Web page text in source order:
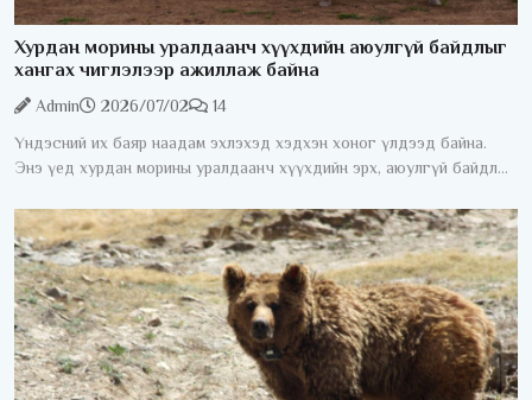
Хурдан морины уралдаанч хүүхдийн аюулгүй байдлыг
хангах чиглэлээр ажиллаж байна
Admin 2026/07/02
14
Үндэсний их баяр наадам эхлэхэд хэдхэн хоног үлдээд байна.
Энэ үед хурдан морины уралдаанч хүүхдийн эрх, аюулгүй байдлыг
морины